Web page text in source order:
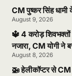
CM पुष्कर सिंह धामी
August 9, 2026
🔱 4 करोड़ शिवभक्तों
नजारा, CM योगी ने
August 8, 2026
🚁 हेलीकॉप्टर से CM